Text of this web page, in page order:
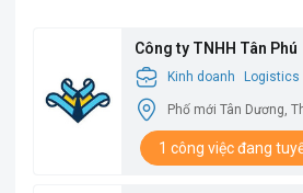
Công ty TNHH Tân Phú
Kinh doanh Logistics
Phố mới Tân Dương,
1 công việc đang